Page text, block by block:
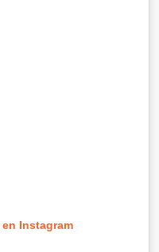
Instagram